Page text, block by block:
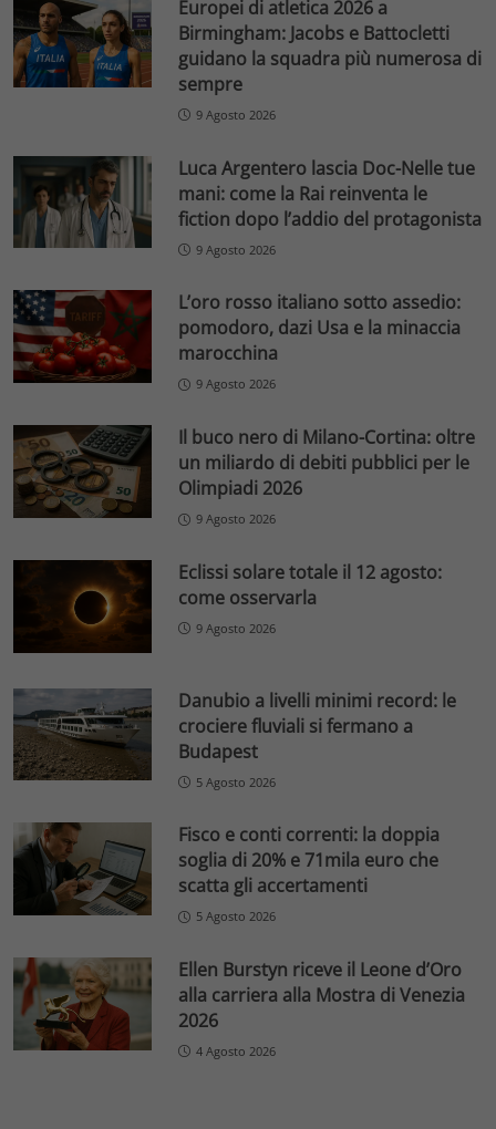
Europei di atletica 2026 a
Birmingham: Jacobs e Battocletti
guidano la squadra più numerosa di
sempre
9 Agosto 2026
Luca Argentero lascia Doc-Nelle tue
mani: come la Rai reinventa le
fiction dopo l’addio del protagonista
9 Agosto 2026
L’oro rosso italiano sotto assedio:
pomodoro, dazi Usa e la minaccia
marocchina
9 Agosto 2026
Il buco nero di Milano-Cortina: oltre
un miliardo di debiti pubblici per le
Olimpiadi 2026
9 Agosto 2026
Eclissi solare totale il 12 agosto:
come osservarla
9 Agosto 2026
Danubio a livelli minimi record: le
crociere fluviali si fermano a
Budapest
5 Agosto 2026
Fisco e conti correnti: la doppia
soglia di 20% e 71mila euro che
scatta gli accertamenti
5 Agosto 2026
Ellen Burstyn riceve il Leone d’Oro
alla carriera alla Mostra di Venezia
2026
4 Agosto 2026